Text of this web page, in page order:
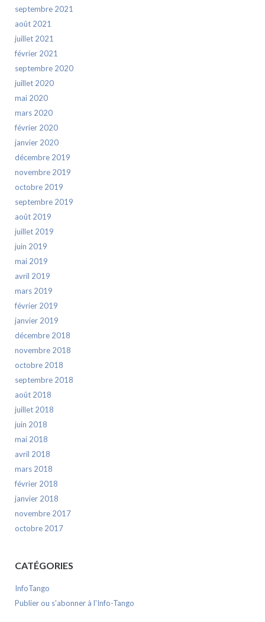
septembre 2021
août 2021
juillet 2021
février 2021
septembre 2020
juillet 2020
mai 2020
mars 2020
février 2020
janvier 2020
décembre 2019
novembre 2019
octobre 2019
septembre 2019
août 2019
juillet 2019
juin 2019
mai 2019
avril 2019
mars 2019
février 2019
janvier 2019
décembre 2018
novembre 2018
octobre 2018
septembre 2018
août 2018
juillet 2018
juin 2018
mai 2018
avril 2018
mars 2018
février 2018
janvier 2018
novembre 2017
octobre 2017
CATÉGORIES
InfoTango
Publier ou s'abonner à l'Info-Tango